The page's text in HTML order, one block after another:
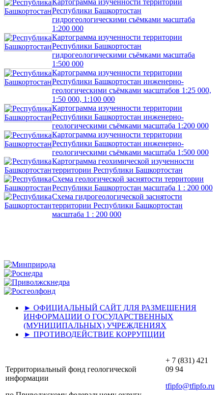
Картограмма изученности территории
Республики Башкортостан
гидрогеологическими съёмками масштаба
1:200 000
Картограмма изученности территории
Республики Башкортостан
гидрогеологическими съёмками масштаба
1:500 000
Картограмма изученности территории
Республики Башкортостан инженерно-
геологическими съёмками масштабов 1:25 000,
1:50 000, 1:100 000
Картограмма изученности территории
Республики Башкортостан инженерно-
геологическими съёмками масштаба 1:200 000
Картограмма изученности территории
Республики Башкортостан инженерно-
геологическими съёмками масштаба 1:500 000
Картограмма геохимической изученности
территории Республики Башкортостан
Схема геологической заснятости территории
Республики Башкортостан масштаба 1 : 200 000
Схема гидрогеологической заснятости
территории Республики Башкортостан
масштаба 1 : 200 000
► ОФИЦИАЛЬНЫЙ САЙТ ДЛЯ РАЗМЕЩЕНИЯ
ИНФОРМАЦИИ О ГОСУДАРСТВЕННЫХ
(МУНИЦИПАЛЬНЫХ) УЧРЕЖДЕНИЯХ
► ПРОТИВОДЕЙСТВИЕ КОРРУПЦИИ
Территориальный фонд геологической
информации
+ 7 (831) 421
09 94
tfipfo@tfipfo.ru